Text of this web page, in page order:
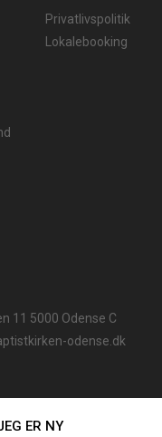
Privatlivspolitik
Lokalebooking
11 5000 Odense C
odense.dk
ER NY